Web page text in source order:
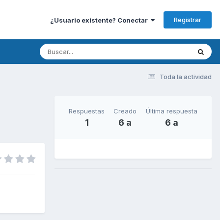
¿Usuario existente? Conectar Registrar
Toda la actividad
Respuestas
1
Creado
6 a
Última respuesta
6 a